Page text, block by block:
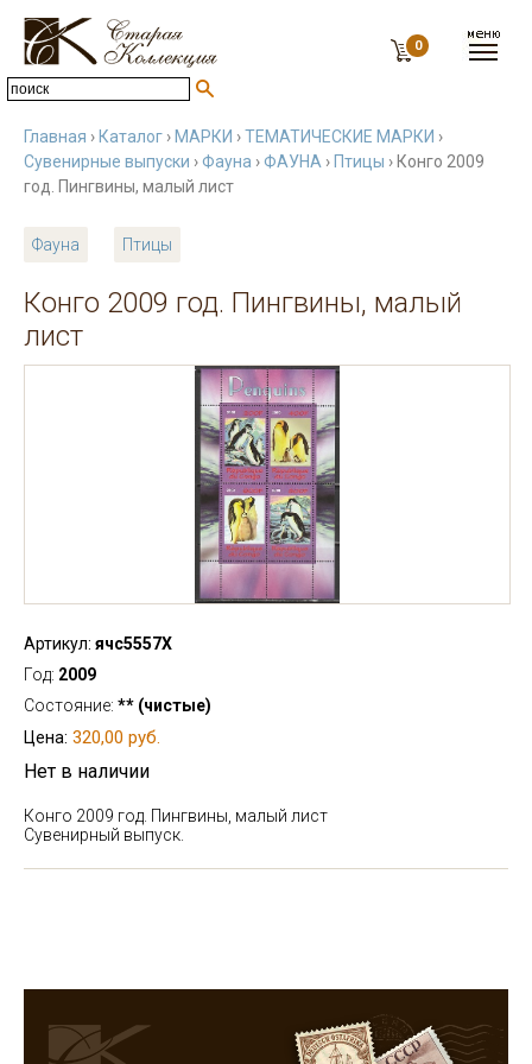
0
Главная › Каталог › МАРКИ ›ТЕМАТИЧЕСКИЕ МАРКИ ›
Сувенирные выпуски ›Фауна ›ФАУНА › Птицы › Конго 2009
год. Пингвины, малый лист
Фауна Птицы
Конго 2009 год. Пингвины, малый
лист
Артикул: ячс5557Х
Год: 2009
Состояние: ** (чистые)
Цена: 320,00 руб.
Нет в наличии
Конго 2009 год. Пингвины, малый лист
Сувенирный выпуск.